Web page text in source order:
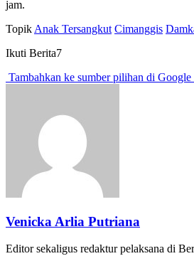
jam.
Topik Anak Tersangkut Cimanggis
Ikuti Berita7
Tambahkan ke sumber pilihan di Google
Venicka Arlia Putriana
Editor sekaligus redaktur pelaksana di